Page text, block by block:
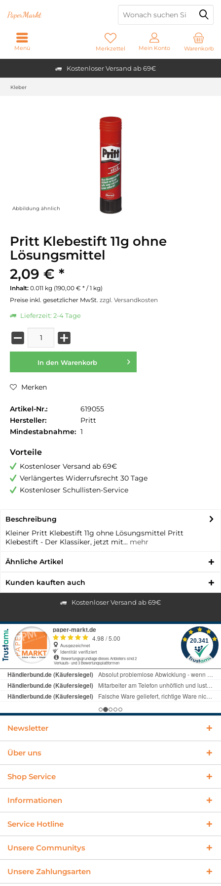
Kostenloser Versand ab 69€
PaperMarkt
Warenkorb
Merkzettel Mein Konto
Menü
Kleber
Abbildung ähnlich
Pritt Klebestift 11g ohne
Lösungsmittel
2,09 € *
Inhalt: 0.011 kg (190,00 € * / 1 kg)
Preise inkl. gesetzlicher MwSt. zzgl. Versandkosten
Lieferzeit: 2-4 Tage
In den Warenkorb
Merken
Artikel-Nr.:
619055
Hersteller:
Pritt
Mindestabnahme: 1
Vorteile
Kostenloser Versand ab 69€
Verlängertes Widerrufsrecht 30 Tage
Kostenloser Schullisten-Service
Beschreibung
Kleiner Pritt Klebestift 11g ohne Lösungsmittel Pritt
Klebestift - Der Klassiker, jetzt mit... mehr
Ähnliche Artikel
Kunden kauften auch
Kostenloser Versand ab 69€
Newsletter
Über uns
Shop Service
Informationen
Service Hotline
Unsere Communitys
Unsere Zahlungsarten